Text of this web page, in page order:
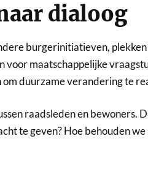
dialoog
burgerinitiatieven,
voor maatschappelijke
duurzame verandering te
raadsleden en bewoners.
te geven? Hoe behouden